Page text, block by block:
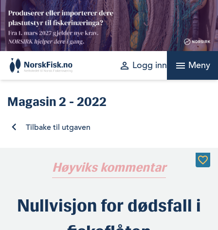
Skip
content
perm_identity Logg inn menu Meny
Magasin2 - 2022
Tilbake til utgaven
Høyviks kommentar
Nullvisjon for dødsfall i